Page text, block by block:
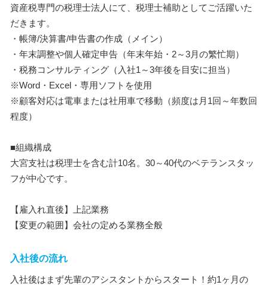
資産税専門の税理士法人にて、税理士補助としてご活躍いた
だきます。
・帳簿/決算書/申告書の作成（メイン）
・年末調整や個人確定申告（年末年始・2～3月の繁忙期）
・税務コンサルティング（入社1～3年後を目安に担当）
※Word・Excel・専用ソフトを使用
※顧客対応は電車または社用車で移動（頻度は月1回～年数回
程度）
■組織構成
大宮支社は税理士を含む計10名。30～40代のベテランスタッ
フが中心です。
【雇入れ直後】上記業務
【変更の範囲】会社の定める業務全般
入社後の流れ
入社後はまず先輩のアシスタントからスタート！約1ヶ月の